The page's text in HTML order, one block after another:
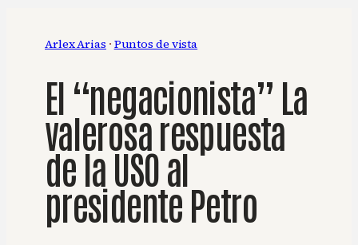
Arlex Arias · Puntos de vista
El “negacionista” La
valerosa respuesta
de la USO al
presidente Petro